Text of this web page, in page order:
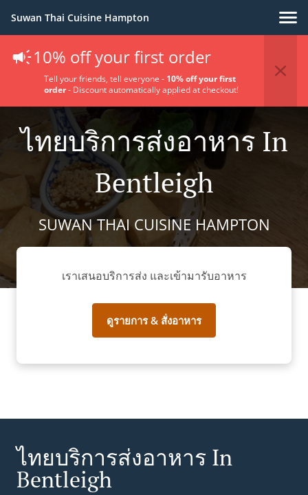
Suwan Thai Cuisine Hampton
10% off your first order
Tell your friends, tell everyone - 10% off your first
order- Discount automatically applied at checkout!
ไทยบริการส่งอาหาร In
Bentleigh
SUWAN THAI CUISINE HAMPTON
เราเสนอบริการส่ง และเข้ามารับอาหาร
ดูรายการ & สั่งอาหาร
ไทยบริการส่งอาหาร In
Bentleigh